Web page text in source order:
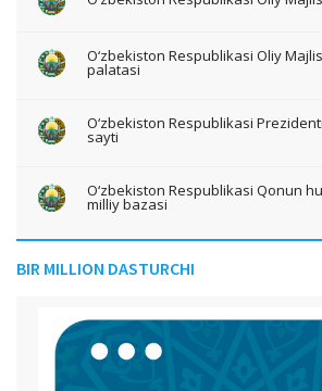
O‘zbekiston Respublikasi Oliy
palatasi
O‘zbekiston Respublikasi
sayti
O‘zbekiston Respublikasi Qonun
milliy bazasi
BIR MILLION DASTURCHI